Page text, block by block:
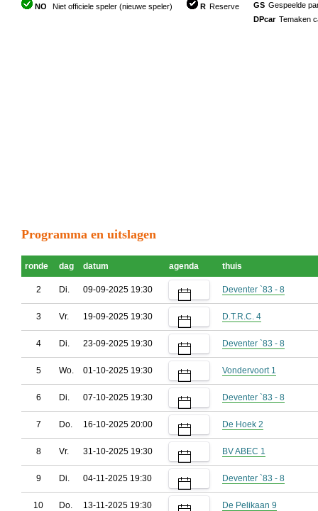
NO Niet officiele speler (nieuwe speler) R Reserve GS Gespeelde
DPcar Temaken
Programma en uitslagen
ronde dag datum agenda thuis
2 Di. 09-09-2025 19:30 Deventer `83 - 8
3 Vr. 19-09-2025 19:30 D.T.R.C. 4
4 Di. 23-09-2025 19:30 Deventer `83 - 8
5 Wo. 01-10-2025 19:30 Vondervoort 1
6 Di. 07-10-2025 19:30 Deventer `83 - 8
7 Do. 16-10-2025 20:00 De Hoek 2
8 Vr. 31-10-2025 19:30 BV ABEC 1
9 Di. 04-11-2025 19:30 Deventer `83 - 8
10 Do. 13-11-2025 19:30 De Pelikaan 9